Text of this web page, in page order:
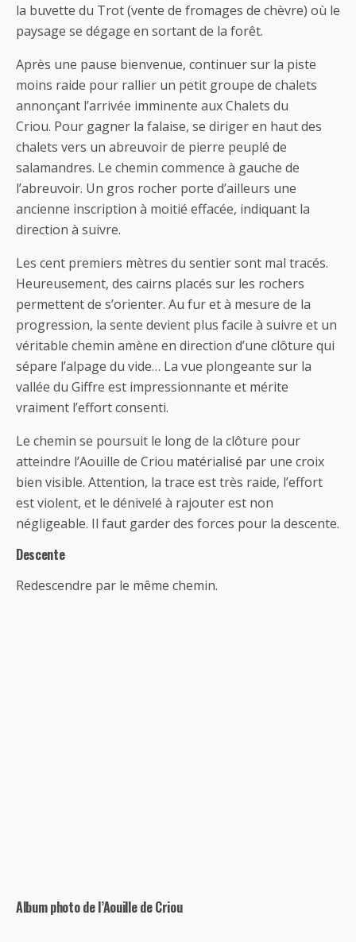
la buvette du Trot (vente de fromages de chèvre) où le
paysage se dégage en sortant de la forêt.
Après une pause bienvenue, continuer sur la piste
moins raide pour rallier un petit groupe de chalets
annonçant l’arrivée imminente aux Chalets du
Criou. Pour gagner la falaise, se diriger en haut des
chalets vers un abreuvoir de pierre peuplé de
salamandres. Le chemin commence à gauche de
l’abreuvoir. Un gros rocher porte d’ailleurs une
ancienne inscription à moitié effacée, indiquant la
direction à suivre.
Les cent premiers mètres du sentier sont mal tracés.
Heureusement, des cairns placés sur les rochers
permettent de s’orienter. Au fur et à mesure de la
progression, la sente devient plus facile à suivre et un
véritable chemin amène en direction d’une clôture qui
sépare l’alpage du vide… La vue plongeante sur la
vallée du Giffre est impressionnante et mérite
vraiment l’effort consenti.
Le chemin se poursuit le long de la clôture pour
atteindre l’Aouille de Criou matérialisé par une croix
bien visible. Attention, la trace est très raide, l’effort
est violent, et le dénivelé à rajouter est non
négligeable. Il faut garder des forces pour la descente.
Descente
Redescendre par le même chemin.
Album photo de l’Aouille de Criou